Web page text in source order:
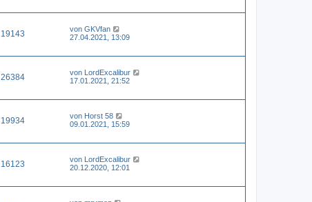
19143 von GKVfan
27.04.2021, 13:09
26384 von LordExcalibur
17.01.2021, 21:52
19934 von Horst 58
09.01.2021, 15:59
16123 von LordExcalibur
20.12.2020, 12:01